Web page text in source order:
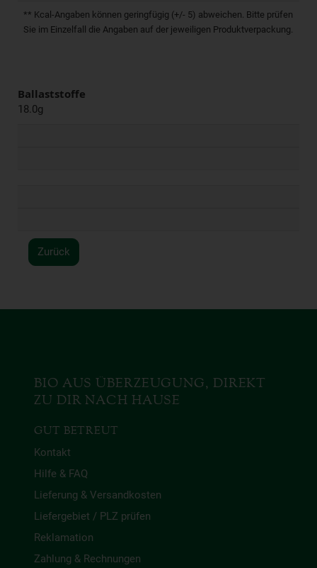
** Kcal-Angaben können geringfügig (+/- 5) abweichen. Bitte prüfen
Sie im Einzelfall die Angaben auf der jeweiligen Produktverpackung.
Ballaststoffe
18.0g
Zurück
BIO AUS ÜBERZEUGUNG, DIREKT
ZU DIR NACH HAUSE
GUT BETREUT
Kontakt
Hilfe & FAQ
Lieferung & Versandkosten
Liefergebiet / PLZ prüfen
Reklamation
Zahlung & Rechnungen